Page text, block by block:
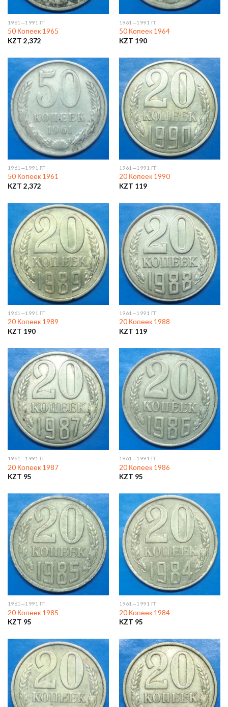
1961—1991 ГГ
50 Копеек 1965
KZT 2,372
1961—1991 ГГ
50 Копеек 1964
KZT 190
1961—1991 ГГ
50 Копеек 1961
KZT 2,372
1961—1991 ГГ
20 Копеек 1990
KZT 119
1961—1991 ГГ
20 Копеек 1989
KZT 190
1961—1991 ГГ
20 Копеек 1988
KZT 119
1961—1991 ГГ
20 Копеек 1987
KZT 95
1961—1991 ГГ
20 Копеек 1986
KZT 95
1961—1991 ГГ
20 Копеек 1985
KZT 95
1961—1991 ГГ
20 Копеек 1984
KZT 95